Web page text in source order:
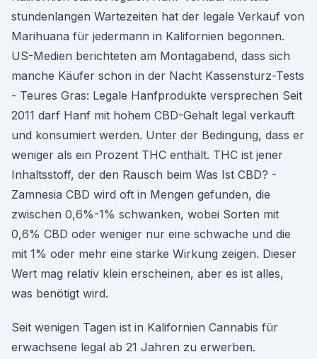
stundenlangen Wartezeiten hat der legale Verkauf von
Marihuana für jedermann in Kalifornien begonnen.
US-Medien berichteten am Montagabend, dass sich
manche Käufer schon in der Nacht Kassensturz-Tests
- Teures Gras: Legale Hanfprodukte versprechen Seit
2011 darf Hanf mit hohem CBD-Gehalt legal verkauft
und konsumiert werden. Unter der Bedingung, dass er
weniger als ein Prozent THC enthält. THC ist jener
Inhaltsstoff, der den Rausch beim Was Ist CBD? -
Zamnesia CBD wird oft in Mengen gefunden, die
zwischen 0,6%-1% schwanken, wobei Sorten mit
0,6% CBD oder weniger nur eine schwache und die
mit 1% oder mehr eine starke Wirkung zeigen. Dieser
Wert mag relativ klein erscheinen, aber es ist alles,
was benötigt wird.
Seit wenigen Tagen ist in Kalifornien Cannabis für
erwachsene legal ab 21 Jahren zu erwerben.